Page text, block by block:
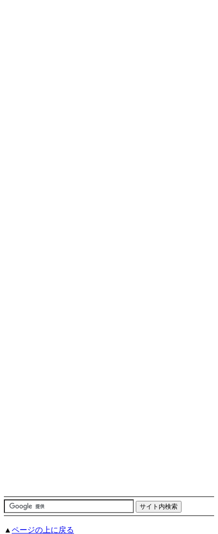
▲ ページの上に戻る